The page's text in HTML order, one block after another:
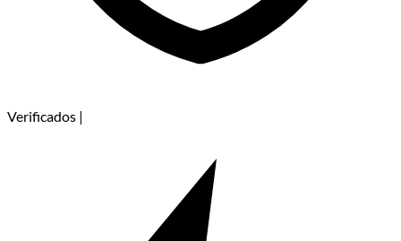
Verificados |